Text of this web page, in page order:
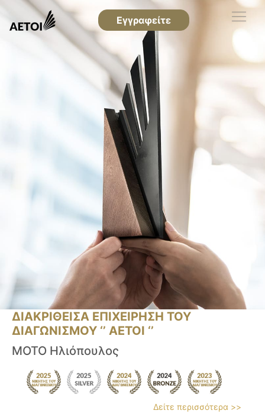
Εγγραφείτε
ΔΙΑΚΡΙΘΕΙΣΑ ΕΠΙΧΕΙΡΗΣΗ ΤΟΥ
ΔΙΑΓΩΝΙΣΜΟΥ ‘’ ΑΕΤΟΙ ‘’
ΜΟΤΟ Ηλιόπουλος
Δείτε περισσότερα >>